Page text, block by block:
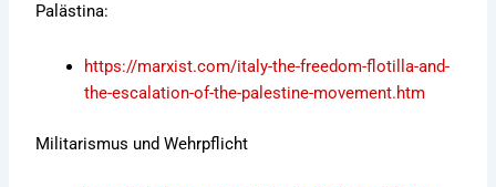
Palästina:
https://marxist.com/italy-the-freedom-flotilla-and-
the-escalation-of-the-palestine-movement.htm
Militarismus und Wehrpflicht